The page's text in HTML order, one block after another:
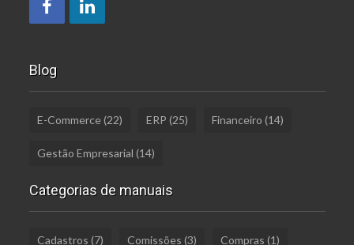
Blog
E-Commerce(22) ERP (25) Financeiro (14)
Gestão Empresarial (14)
Categorias de manuais
Cadastros (7) Comissões (3) Compras (1)